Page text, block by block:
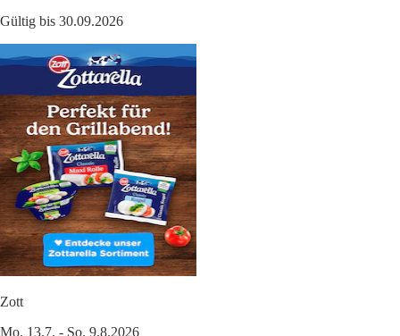
Gültig bis 30.09.2026
Zott
Mo. 13.7. - So. 9.8.2026